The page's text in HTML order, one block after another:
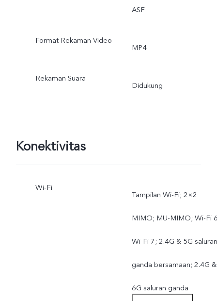
ASF
Format Rekaman Video
MP4
Rekaman Suara
Didukung
Konektivitas
Wi-Fi
Tampilan Wi-Fi; 2×2
MIMO; MU-MIMO; Wi-Fi
Wi-Fi 7; 2.4G & 5G saluran
ganda bersamaan; 2.4G &
6G saluran ganda